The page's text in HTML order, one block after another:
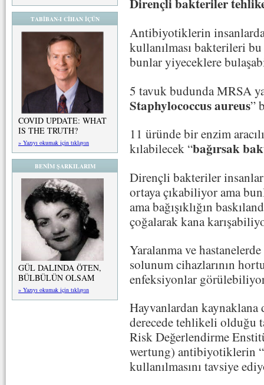
TABİBAN-I CİHAN İÇÜN
COVID UPDATE: WHAT
IS THE TRUTH?
» Yazıyı okumak için tıklayın
BENİM ŞARKILARIM
GÜL DALINDA ÖTEN,
BÜLBÜLÜN OLSAM
» Yazıyı okumak için tıklayın
Dirençli bakteriler
Antibiyotiklerin
kullanılması bakterileri bu
bunlar yiyeceklere
5 tavuk budunda MRSA
Staphylococcus aureus”
11 üründe bir enzim
kılabilecek “bağırsak
Dirençli bakteriler
ortaya çıkabiliyor ama
ama bağışıklığın
çoğalarak kana
Yaralanma ve
solunum cihazlarının
enfeksiyonlar
Hayvanlardan
derecede tehlikeli olduğu
Risk Değerlendirme
wertung) antibiyotiklerin
kullanılmasını tavsiye